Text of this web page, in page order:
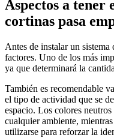
Aspectos a tener
cortinas pasa
Antes de instalar un
factores. Uno de los más
ya que determinará la
También es recomendable
el tipo de actividad que se
espacio. Los colores
cualquier ambiente,
utilizarse para reforzar la